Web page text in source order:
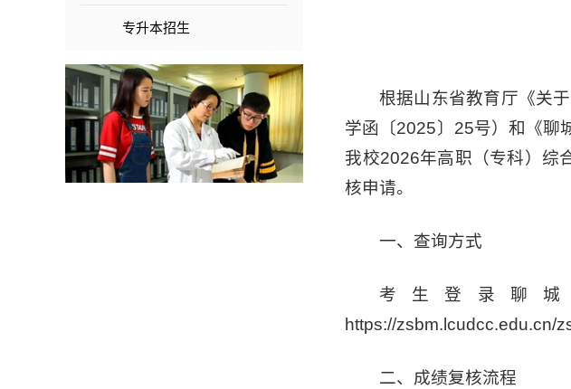
专升本招生
根据山东省教育厅《关
学函〔2025〕25号）和《聊
我校2026年高职（专科）综
核申请。
一、查询方式
考生登录聊
https://zsbm.lcudcc.edu.cn/
二、成绩复核流程